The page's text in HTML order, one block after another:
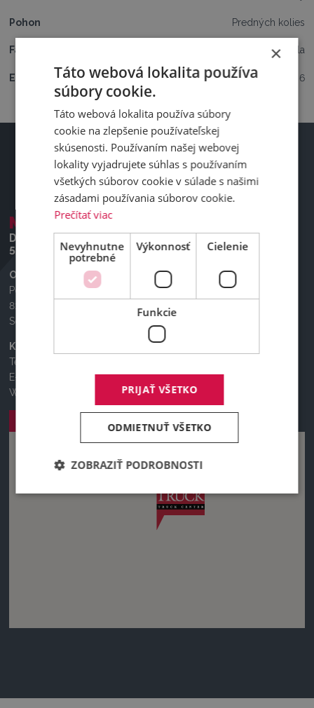
Pohon Predných kolies
Farba Biela
Emisná trieda Euro 6
VYSTAVENÉ
MALATAVERNE (FR)
Delta-Truck France SAS
525 Imp. Nicolas Appert, 26780 Malataverne
Otváracia doba
Pondelok – piatok:
8:00-17:00 – otváracie hodiny obchodu
Sobota a nedeľa: ZATVORENÉ
Kontakty
Telefón – ústredie:
E-mail:
fabienvalantin@deltatruck.fr
Weboldal:
eltatruck.fr
×
Táto webová lokalita používa
súbory cookie.
Táto webová lokalita používa súbory
cookie na zlepšenie používateľskej
skúsenosti. Používaním našej webovej
lokality vyjadrujete súhlas s používaním
všetkých súborov cookie v súlade s našimi
zásadami používania súborov cookie.
Prečítať viac
Nevyhnutne
potrebné
Výkonnosť Cielenie
Funkcie
PRIJAŤ VŠETKO
ODMIETNUŤ VŠETKO
ZOBRAZIŤ PODROBNOSTI